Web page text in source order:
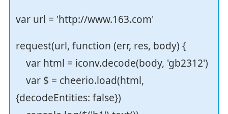
var url = 'http://www.163.com'
request(url, function (err, res, body) {
var html = iconv.decode(body, 'gb2312')
var $ = cheerio.load(html,
{decodeEntities: false})